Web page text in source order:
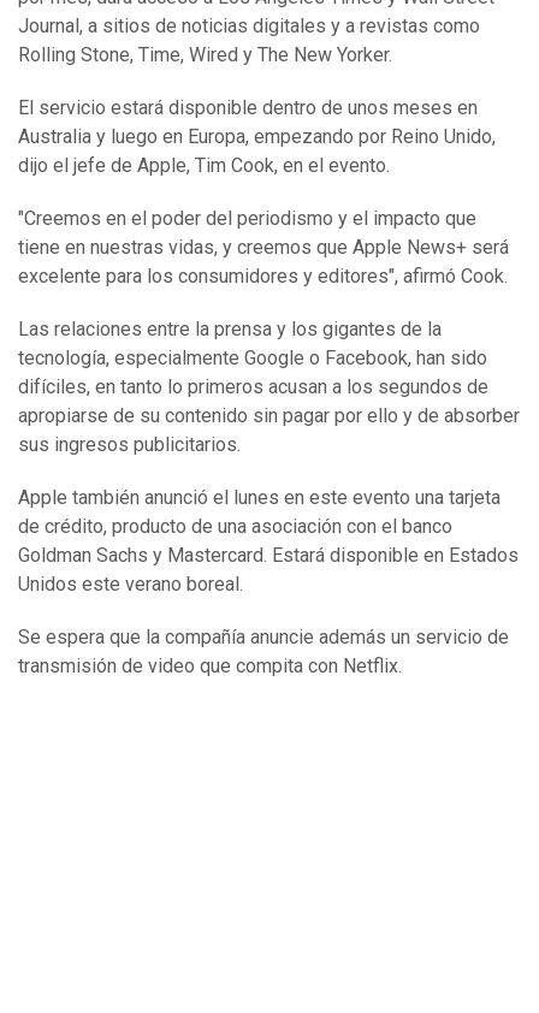
Journal, a sitios de noticias digitales y a revistas como
Rolling Stone, Time, Wired y The New Yorker.
El servicio estará disponible dentro de unos meses en
Australia y luego en Europa, empezando por Reino Unido,
dijo el jefe de Apple, Tim Cook, en el evento.
"Creemos en el poder del periodismo y el impacto que
tiene en nuestras vidas, y creemos que Apple News+ será
excelente para los consumidores y editores", afirmó Cook.
Las relaciones entre la prensa y los gigantes de la
tecnología, especialmente Google o Facebook, han sido
difíciles, en tanto lo primeros acusan a los segundos de
apropiarse de su contenido sin pagar por ello y de absorber
sus ingresos publicitarios.
Apple también anunció el lunes en este evento una tarjeta
de crédito, producto de una asociación con el banco
Goldman Sachs y Mastercard. Estará disponible en Estados
Unidos este verano boreal.
Se espera que la compañía anuncie además un servicio de
transmisión de video que compita con Netflix.